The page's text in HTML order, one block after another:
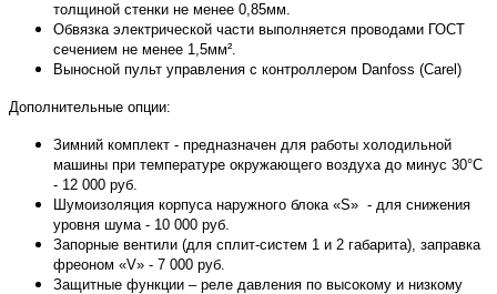
толщиной стенки не менее 0,85мм.
Обвязка электрической части выполняется проводами ГОСТ
сечением не менее 1,5мм².
Выносной пульт управления с контроллером Danfoss (Carel)
Дополнительные опции:
Зимний комплект - предназначен для работы холодильной
машины при температуре окружающего воздуха до минус 30°С
- 12 000 руб.
Шумоизоляция корпуса наружного блока «S» - для снижения
уровня шума - 10 000 руб.
Запорные вентили (для сплит-систем 1 и 2 габарита), заправка
фреоном «V» - 7 000 руб.
Защитные функции – реле давления по высокому и низкому